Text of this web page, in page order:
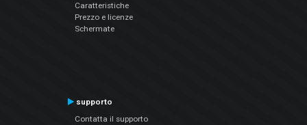
Caratteristiche
Prezzo e licenze
Schermate
supporto
Contatta il supporto